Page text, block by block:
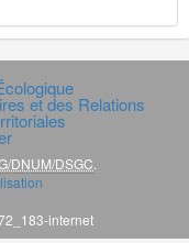
et des Relations
DNUM/DSGC.
internet